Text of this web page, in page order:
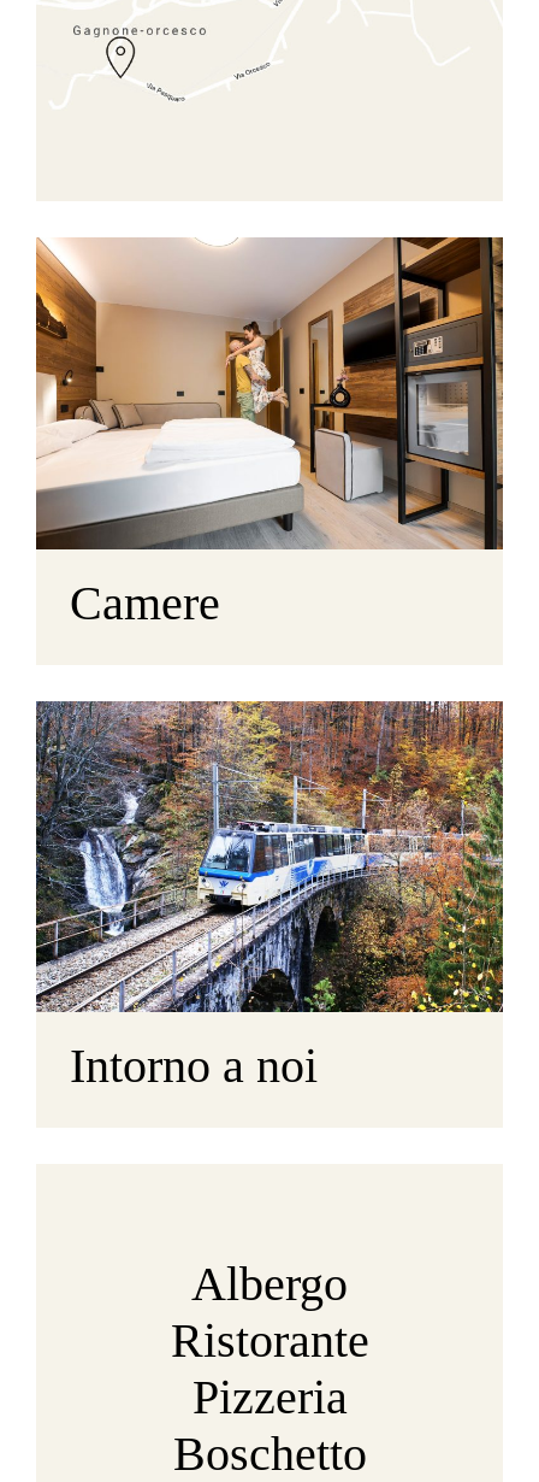
Camere
Intorno a noi
Albergo
Ristorante
Pizzeria
Boschetto